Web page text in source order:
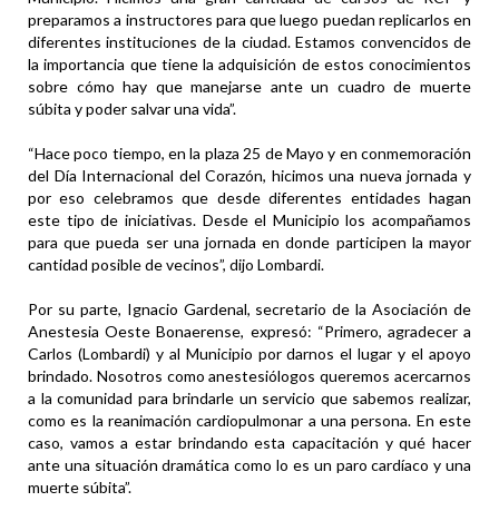
preparamos a instructores para que luego puedan replicarlos en
diferentes instituciones de la ciudad. Estamos convencidos de
la importancia que tiene la adquisición de estos conocimientos
sobre cómo hay que manejarse ante un cuadro de muerte
súbita y poder salvar una vida”.
“Hace poco tiempo, en la plaza 25 de Mayo y en conmemoración
del Día Internacional del Corazón, hicimos una nueva jornada y
por eso celebramos que desde diferentes entidades hagan
este tipo de iniciativas. Desde el Municipio los acompañamos
para que pueda ser una jornada en donde participen la mayor
cantidad posible de vecinos”, dijo Lombardi.
Por su parte, Ignacio Gardenal, secretario de la Asociación de
Anestesia Oeste Bonaerense, expresó: “Primero, agradecer a
Carlos (Lombardi) y al Municipio por darnos el lugar y el apoyo
brindado. Nosotros como anestesiólogos queremos acercarnos
a la comunidad para brindarle un servicio que sabemos realizar,
como es la reanimación cardiopulmonar a una persona. En este
caso, vamos a estar brindando esta capacitación y qué hacer
ante una situación dramática como lo es un paro cardíaco y una
muerte súbita”.